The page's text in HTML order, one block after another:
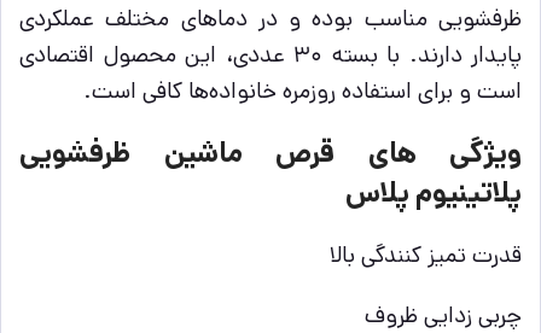
ظرفشویی مناسب بوده و در دماهای مختلف عملکردی
پایدار دارند. با بسته ۳۰ عددی، این محصول اقتصادی
است و برای استفاده روزمره خانواده‌ها کافی است.
ویژگی های قرص ماشين ظرفشويی
پلاتينيوم پلاس
قدرت تمیز کنندگی بالا
چربی زدایی ظروف